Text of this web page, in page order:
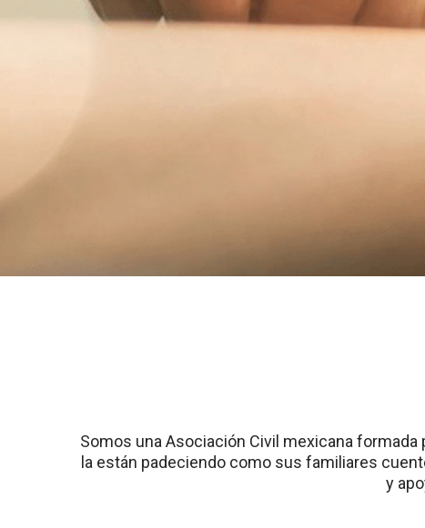
Somos una Asociación Civil mexicana
la están padeciendo como sus familiares
y